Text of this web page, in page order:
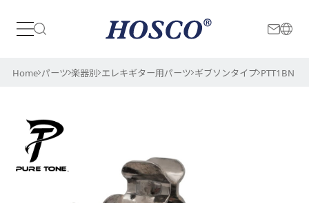
日本 International
Home パーツ 楽器別 エレキギター用パーツ ギブソンタイプ PTT1BN